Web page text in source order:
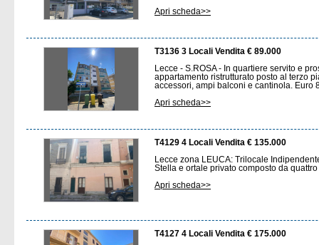
Apri scheda>>
T3136 3 Locali Vendita € 89.000
Lecce - S.ROSA - In quartiere servito e
appartamento ristrutturato posto al terzo
accessori, ampi balconi e cantinola. Euro
Apri scheda>>
T4129 4 Locali Vendita € 135.000
Lecce zona LEUCA: Trilocale
Stella e ortale privato composto da
Apri scheda>>
T4127 4 Locali Vendita € 175.000